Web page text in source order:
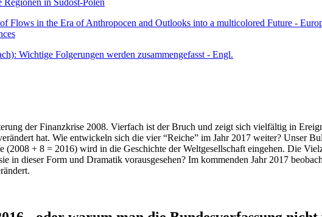
in the Era of Anthropocen and Outlooks into a multicolored Future -
Wichtige Folgerungen werden zusammengefasst - Engl.
der Finanzkrise 2008. Vierfach ist der Bruch und zeigt sich vielfältig in
hat. Wie entwickeln sich die vier “Reiche” im Jahr 2017 weiter? Unser
+ 8 = 2016) wird in die Geschichte der Weltgesellschaft eingehen. Die
in dieser Form und Dramatik vorausgesehen? Im kommenden Jahr 2017